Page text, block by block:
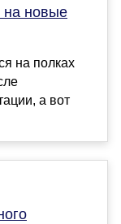
на новые
на полках
а вот